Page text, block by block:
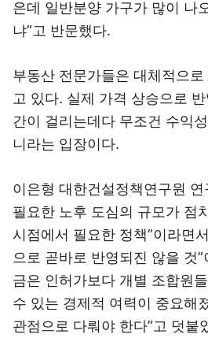
은데 일반분양 가구가 많이 나
냐”고 반문했다.
부동산 전문가들은 대체적으
고 있다. 실제 가격 상승으로
간이 걸리는데다 무조건 수익
니라는 입장이다.
이은형 대한건설정책연구원
필요한 노후 도심의 규모가 점
시점에서 필요한 정책”이라면
으로 곧바로 반영되진 않을 것
금은 인허가보다 개별 조합원
수 있는 경제적 여력이 중요해
관점으로 다뤄야 한다”고 덧붙